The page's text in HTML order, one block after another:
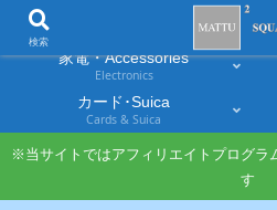
家電・Accessories
Electronics
カード･Suica
Cards & Suica
※当サイトではアフィリエイトプログラ
す
検索